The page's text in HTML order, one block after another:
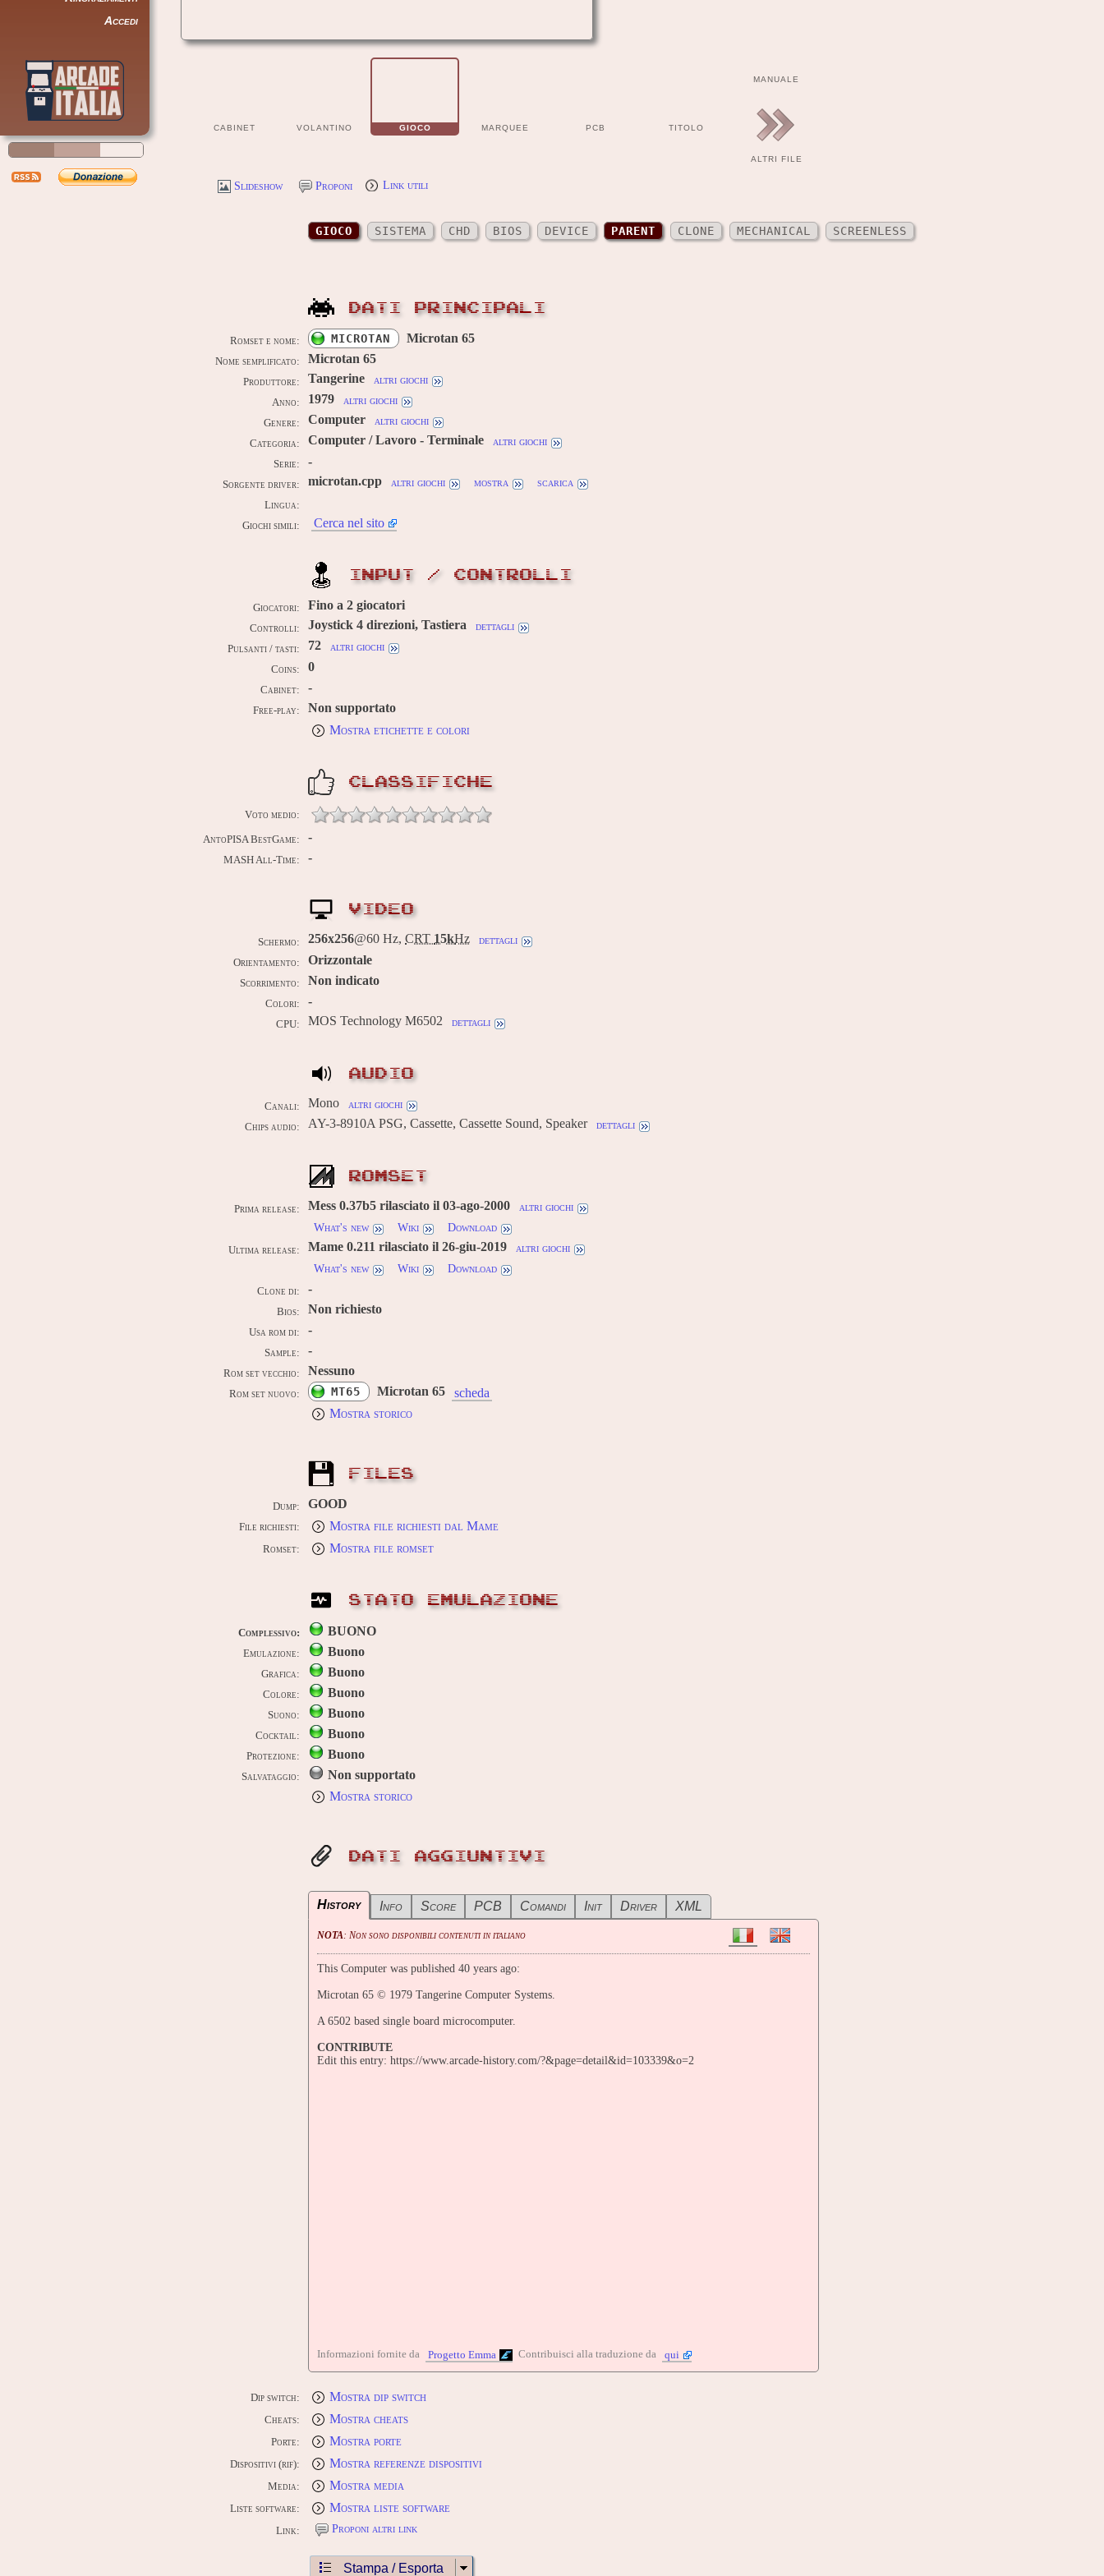
Accedi
CABINET VOLANTINO GIOCO MARQUEE PCB TITOLO
MANUALE
ALTRI FILE
Slideshow Proponi Link utili
GIOCO SISTEMA CHD BIOS DEVICE PARENT CLONE MECHANICAL SCREENLESS
DATI PRINCIPALI
Romset e nome: MICROTAN Microtan 65
Nome semplificato: Microtan 65
Produttore: Tangerine altri giochi
Anno: 1979 altri giochi
Genere: Computer altri giochi
Categoria: Computer / Lavoro - Terminale altri giochi
Serie: -
Sorgente driver: microtan.cpp altri giochi mostra scarica
Lingua:
Giochi simili:
Cerca nel sito
INPUT / CONTROLLI
Giocatori: Fino a 2 giocatori
Controlli: Joystick 4 direzioni, Tastiera dettagli
Pulsanti / tasti: 72 altri giochi
Coins: 0
Cabinet: -
Free-play:
Non supportato
Mostra etichette e colori
CLASSIFICHE
Voto medio:
AntoPISA BestGame: -
MASH All-Time: -
VIDEO
Schermo: 256x256@60 Hz, CRT 15kHz dettagli
Orientamento: Orizzontale
Scorrimento: Non indicato
Colori: -
CPU: MOS Technology M6502 dettagli
AUDIO
Canali: Mono altri giochi
Chips audio: AY-3-8910A PSG, Cassette, Cassette Sound, Speaker dettagli
ROMSET
Prima release: Mess 0.37b5 rilasciato il 03-ago-2000
altri giochi
What's new
Wiki Download
Ultima release: Mame 0.211 rilasciato il 26-giu-2019
altri giochi
What's new
Wiki Download
Clone di: -
Bios: Non richiesto
Usa rom di: -
Sample: -
Rom set vecchio: Nessuno
Rom set nuovo: MT65 Microtan 65
scheda
Mostra storico
FILES
Dump: GOOD
File richiesti: Mostra file richiesti dal Mame
Romset: Mostra file romset
STATO EMULAZIONE
Complessivo: BUONO
Emulazione: Buono
Grafica: Buono
Colore: Buono
Suono: Buono
Cocktail: Buono
Protezione: Buono
Salvataggio:
Non supportato
Mostra storico
DATI AGGIUNTIVI
History Info Score PCB Comandi Init Driver XML
NOTA: Non sono disponibili contenuti in italiano
This Computer was published 40 years ago:
Microtan 65 © 1979 Tangerine Computer Systems.
A 6502 based single board microcomputer.
CONTRIBUTE
Edit this entry: https://www.arcade-history.com/?&page=detail&id=103339&o=2
Informazioni fornite da Progetto Emma Contribuisci alla traduzione da qui
Dip switch: Mostra dip switch
Cheats: Mostra cheats
Porte: Mostra porte
Dispositivi (rif): Mostra referenze dispositivi
Media: Mostra media
Liste software: Mostra liste software
Link: Proponi altri link
Stampa / Esporta